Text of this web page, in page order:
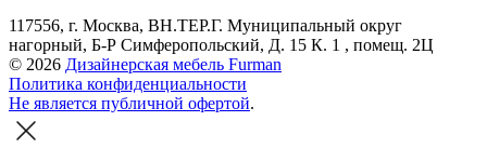
117556, г. Москва, ВН.ТЕР.Г. Муниципальный округ
нагорный, Б-Р Симферопольский, Д. 15 К. 1 , помещ. 2Ц
© 2026 Дизайнерская мебель Furman
Политика конфиденциальности
Не является публичной офертой.